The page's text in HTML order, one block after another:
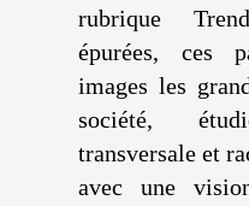
rubrique
épurées, ces
images les
société,
transversale et
avec une